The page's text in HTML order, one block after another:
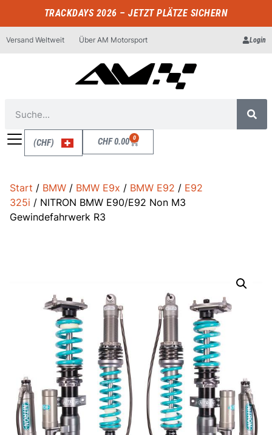
TRACKDAYS 2026 – JETZT PLÄTZE SICHERN
Versand Weltweit Über AM Motorsport Login
(CHF) CHF0.00 0
Start / BMW / BMW E9x / BMW E92 / E92
325i / NITRON BMW E90/E92 Non M3
Gewindefahrwerk R3